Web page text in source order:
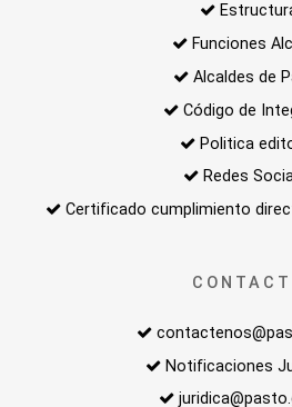
Funciones
Alcaldes de
Código de
Politica
Redes
Certificado cumplimiento
Notificaciones